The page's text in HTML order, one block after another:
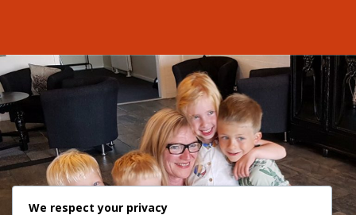
We respect your privacy